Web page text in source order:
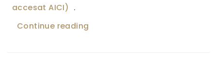
accesat AICI)
.
Continue reading